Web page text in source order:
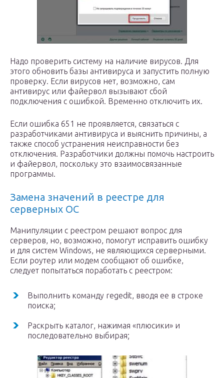
Надо проверить систему на наличие вирусов. Для
этого обновить базы антивируса и запустить полную
проверку. Если вирусов нет, возможно, сам
антивирус или файервол вызывают сбой
подключения с ошибкой. Временно отключить их.
Если ошибка 651 не проявляется, связаться с
разработчиками антивируса и выяснить причины, а
также способ устранения неисправности без
отключения. Разработчики должны помочь настроить
и файервол, поскольку это взаимосвязанные
программы.
Замена значений в реестре для
серверных ОС
Манипуляции с реестром решают вопрос для
серверов, но, возможно, помогут исправить ошибку
и для систем Windows, не являющихся серверными.
Если роутер или модем сообщают об ошибке,
следует попытаться поработать с реестром:
Выполнить команду regedit, вводя ее в строке
поиска;
Раскрыть каталог, нажимая «плюсики» и
последовательно выбирая;